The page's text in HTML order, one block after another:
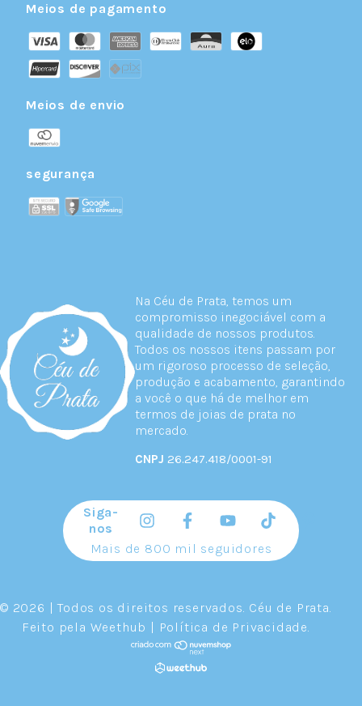
Na Céu de Prata, temos um
compromisso inegociável com a
qualidade de nossos produtos.
Todos os nossos itens passam por
um rigoroso processo de seleção,
produção e acabamento, garantindo
a você o que há de melhor em
termos de joias de prata no
mercado.
CNPJ 26.247.418/0001-91
Meios de pagamento
Meios de envio
segurança
Siga-
nos
Mais de 800 mil seguidores
© 2026 | Todos os direitos reservados. Céu de Prata.
Feito pela Weethub | Política de Privacidade.